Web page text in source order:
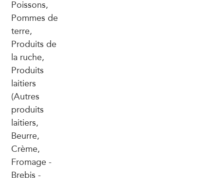
Poissons,
Pommes de
terre,
Produits de
la ruche,
Produits
laitiers
(Autres
produits
laitiers,
Beurre,
Crème,
Fromage -
Brebis -